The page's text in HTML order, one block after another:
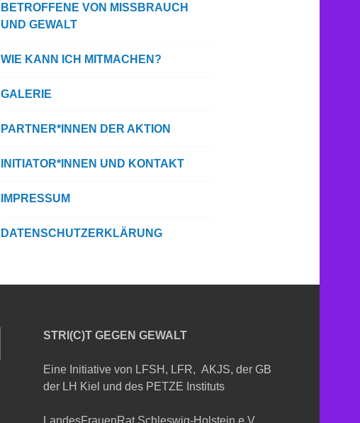
BETROFFENE VON MISSBRAUCH
UND GEWALT
WIE KANN ICH MITMACHEN?
GALERIE
PARTNER*INNEN DER AKTION
INITIATOR*INNEN UND KONTAKT
IMPRESSUM
DATENSCHUTZERKLÄRUNG
STRI(C)T GEGEN GEWALT
Eine Initiative von LFSH, LFR, AKJS, der GB
der LH Kiel und des PETZE Instituts
LandesFrauenRat Schleswig-Holstein e.V.